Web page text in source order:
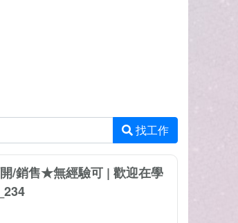
找工作
/銷售★無經驗可 | 歡迎在學